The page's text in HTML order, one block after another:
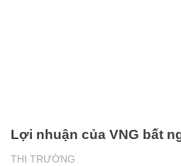
THỊ TRƯỜNG
Lợi nhuận của VNG bất